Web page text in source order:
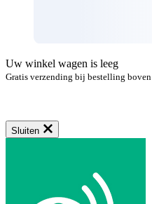
Uw winkel wagen is leeg
Gratis verzending bij bestelling boven
Sluiten